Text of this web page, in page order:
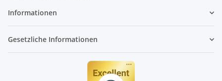
Informationen
Gesetzliche Informationen